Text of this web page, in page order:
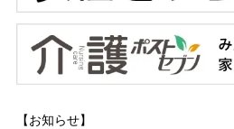
【お知らせ】